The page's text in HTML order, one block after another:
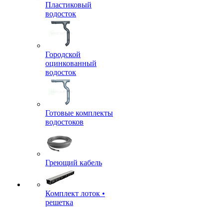
Пластиковый
водосток
Городской
оцинкованный
водосток
Готовые комплекты
водостоков
Греющий кабель
Комплект лоток •
решетка